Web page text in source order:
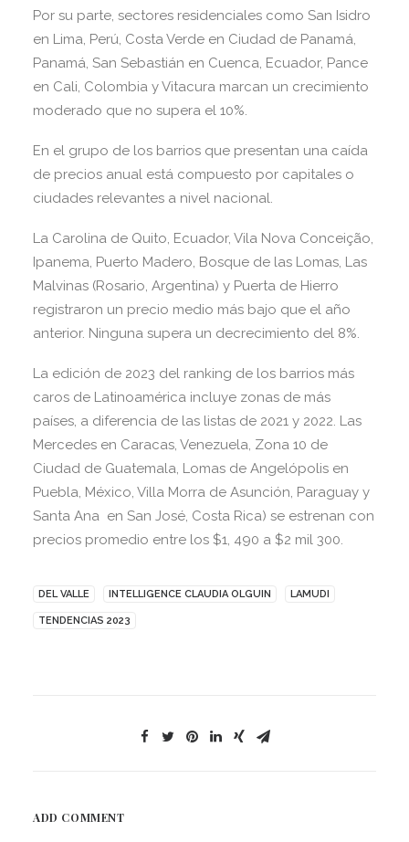
Por su parte, sectores residenciales como San Isidro
en Lima, Perú, Costa Verde en Ciudad de Panamá,
Panamá, San Sebastián en Cuenca, Ecuador, Pance
en Cali, Colombia y Vitacura marcan un crecimiento
moderado que no supera el 10%.
En el grupo de los barrios que presentan una caída
de precios anual está compuesto por capitales o
ciudades relevantes a nivel nacional.
La Carolina de Quito, Ecuador, Vila Nova Conceição,
Ipanema, Puerto Madero, Bosque de las Lomas, Las
Malvinas (Rosario, Argentina) y Puerta de Hierro
registraron un precio medio más bajo que el año
anterior. Ninguna supera un decrecimiento del 8%.
La edición de 2023 del ranking de los barrios más
caros de Latinoamérica incluye zonas de más
países, a diferencia de las listas de 2021 y 2022. Las
Mercedes en Caracas, Venezuela, Zona 10 de
Ciudad de Guatemala, Lomas de Angelópolis en
Puebla, México, Villa Morra de Asunción, Paraguay y
Santa Ana en San José, Costa Rica) se estrenan con
precios promedio entre los $1, 490 a $2 mil 300.
DEL VALLE INTELLIGENCE CLAUDIA OLGUIN LAMUDI
TENDENCIAS 2023
ADD COMMENT